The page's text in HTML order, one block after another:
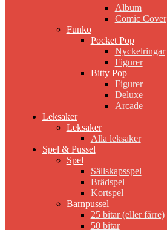
Album
Comic Cover
Funko
Pocket Pop
Nyckelringar
Figurer
Bitty Pop
Figurer
Deluxe
Arcade
Leksaker
Leksaker
Alla leksaker
Spel & Pussel
Spel
Sällskapsspel
Brädspel
Kortspel
Barnpussel
25 bitar (eller färre)
50 bitar